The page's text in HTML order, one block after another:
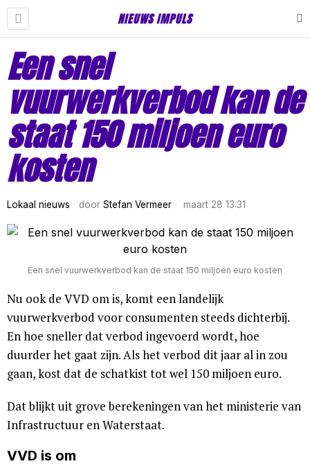
NIEUWS IMPULS
Een snel
vuurwerkverbod kan de
staat 150 miljoen euro
kosten
Lokaal nieuws door Stefan Vermeer maart 28 13:31
Een snel vuurwerkverbod kan de staat 150 miljoen euro kosten
Nu ook de VVD om is, komt een landelijk
vuurwerkverbod voor consumenten steeds dichterbij.
En hoe sneller dat verbod ingevoerd wordt, hoe
duurder het gaat zijn. Als het verbod dit jaar al in zou
gaan, kost dat de schatkist tot wel 150 miljoen euro.
Dat blijkt uit grove berekeningen van het ministerie van
Infrastructuur en Waterstaat.
VVD is om